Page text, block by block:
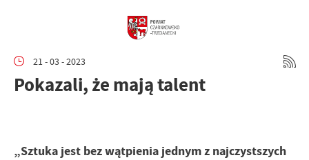
21 - 03 - 2023
Pokazali, że mają talent
„Sztuka jest bez wątpienia jednym z najczystszych